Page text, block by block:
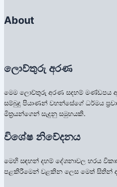
About
ලොව්තුරු අරණ
මෙම ලොව්තුරු අරණ සදහම් මණ්ඩපය
සම්බුදු පියාණන් වහන්සේගේ ධර්මය
මිත්‍රයන්ගෙන් සැදුනු සමුහයකි.
විශේෂ නිවේදනය
මෙහි සඳහන් දහම් දේශනාවල හරය
පළකිරීමෙන් වළකින ලෙස මෙත් සිතින්